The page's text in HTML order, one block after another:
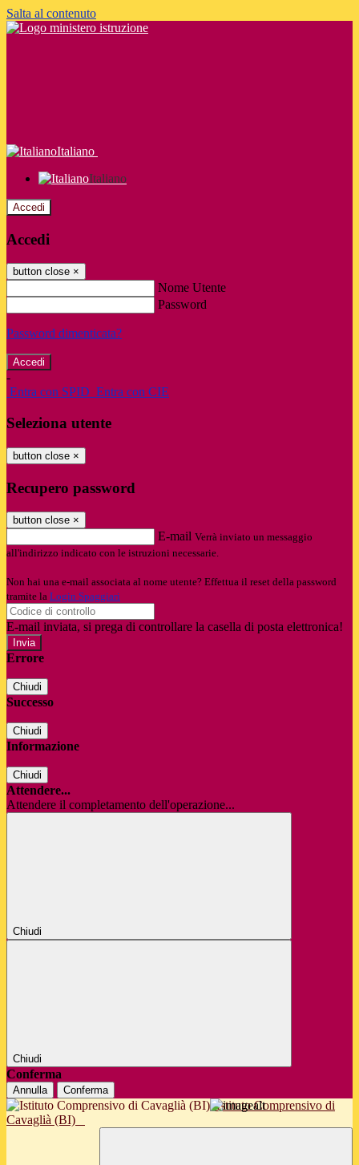
Salta al contenuto
Italiano
Italiano
Accedi
Accedi
button close ×
Nome Utente
Password
Password dimenticata?
-
Entra con SPID Entra con CIE
Seleziona utente
button close ×
Recupero password
button close ×
E-mail Verrà inviato un messaggio
all'indirizzo indicato con le istruzioni necessarie.
Non hai una e-mail associata al nome utente? Effettua il reset della password
tramite la Login Spaggiari
E-mail inviata, si prega di controllare la casella di posta elettronica!
Errore
Chiudi
Successo
Chiudi
Informazione
Chiudi
Attendere...
Attendere il completamento dell'operazione...
Chiudi
Chiudi
Conferma
Annulla Conferma
Istituto Comprensivo di
Cavaglià (BI)